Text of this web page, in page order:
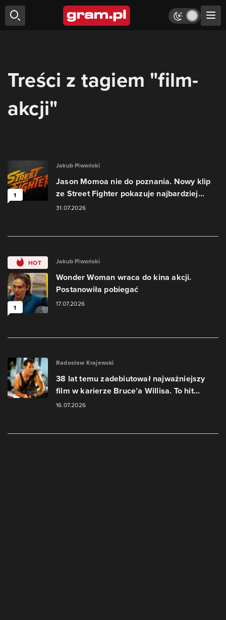
Treści z tagiem "film-
akcji"
1
Jakub Piwoński
Jason Momoa nie do poznania. Nowy klip
ze Street Fighter pokazuje najbardziej...
31.07.2026
HOT
1
Jakub Piwoński
Wonder Woman wraca do kina akcji.
Postanowiła pobiegać
17.07.2026
Radosław Krajewski
38 lat temu zadebiutował najważniejszy
film w karierze Bruce’a Willisa. To hit...
16.07.2026